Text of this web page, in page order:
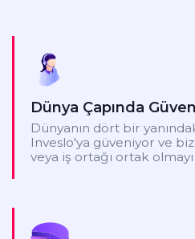
Dünya Çapında Güven
Dünyanın dört bir
Inveslo'ya güveniyor ve
veya iş ortağı ortak